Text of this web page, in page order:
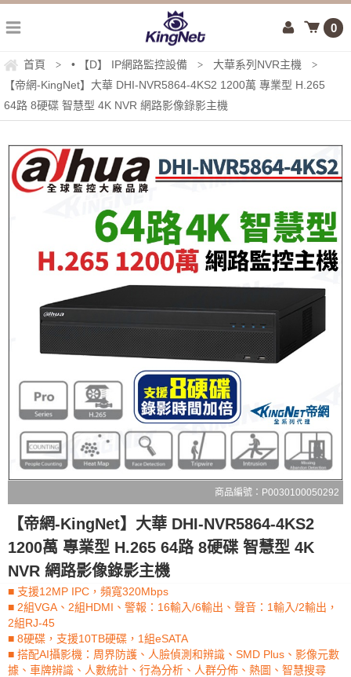
0
首頁 > • 【D】 IP網路監控設備 > 大華系列NVR主機 >
【帝網-KingNet】大華 DHI-NVR5864-4KS2 1200萬 專業型 H.265
64路 8硬碟 智慧型 4K NVR 網路影像錄影主機
商品編號：P0030100050292
【帝網-KingNet】大華 DHI-NVR5864-4KS2
1200萬 專業型 H.265 64路 8硬碟 智慧型 4K
NVR 網路影像錄影主機
■ 支援12MP IPC，頻寬320Mbps
■ 2組VGA、2組HDMI、警報：16輸入/6輸出、聲音：1輸入/2輸出，
2組RJ-45
■ 8硬碟，支援10TB硬碟，1組eSATA
■ 搭配AI攝影機：周界防護、人臉偵測和辨識、SMD Plus、影像元數
據、車牌辨識、人數統計、行為分析、人群分佈、熱圖、智慧搜尋